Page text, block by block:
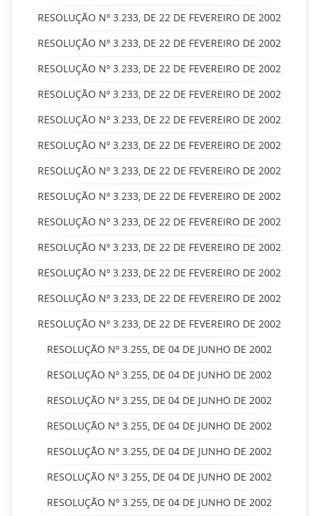
RESOLUÇÃO Nº 3.233, DE 22 DE FEVEREIRO DE 2002
RESOLUÇÃO Nº 3.233, DE 22 DE FEVEREIRO DE 2002
RESOLUÇÃO Nº 3.233, DE 22 DE FEVEREIRO DE 2002
RESOLUÇÃO Nº 3.233, DE 22 DE FEVEREIRO DE 2002
RESOLUÇÃO Nº 3.233, DE 22 DE FEVEREIRO DE 2002
RESOLUÇÃO Nº 3.233, DE 22 DE FEVEREIRO DE 2002
RESOLUÇÃO Nº 3.233, DE 22 DE FEVEREIRO DE 2002
RESOLUÇÃO Nº 3.233, DE 22 DE FEVEREIRO DE 2002
RESOLUÇÃO Nº 3.233, DE 22 DE FEVEREIRO DE 2002
RESOLUÇÃO Nº 3.233, DE 22 DE FEVEREIRO DE 2002
RESOLUÇÃO Nº 3.233, DE 22 DE FEVEREIRO DE 2002
RESOLUÇÃO Nº 3.233, DE 22 DE FEVEREIRO DE 2002
RESOLUÇÃO Nº 3.233, DE 22 DE FEVEREIRO DE 2002
RESOLUÇÃO Nº 3.255, DE 04 DE JUNHO DE 2002
RESOLUÇÃO Nº 3.255, DE 04 DE JUNHO DE 2002
RESOLUÇÃO Nº 3.255, DE 04 DE JUNHO DE 2002
RESOLUÇÃO Nº 3.255, DE 04 DE JUNHO DE 2002
RESOLUÇÃO Nº 3.255, DE 04 DE JUNHO DE 2002
RESOLUÇÃO Nº 3.255, DE 04 DE JUNHO DE 2002
RESOLUÇÃO Nº 3.255, DE 04 DE JUNHO DE 2002